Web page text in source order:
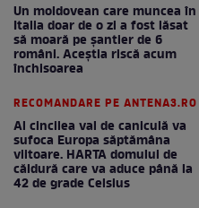
Un moldovean care muncea în
Italia doar de o zi a fost lăsat
să moară pe şantier de 6
români. Aceștia riscă acum
închisoarea
RECOMANDARE PE ANTENA3.RO
Al cincilea val de caniculă va
sufoca Europa săptămâna
viitoare. HARTA domului de
căldură care va aduce până la
42 de grade Celsius